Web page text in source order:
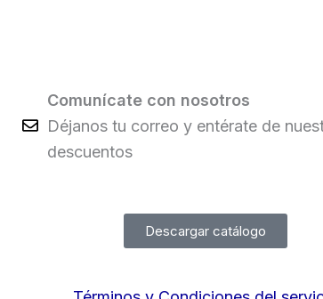
Comunícate con nosotros
Déjanos tu correo y entérate de
descuentos
Descargar catálogo